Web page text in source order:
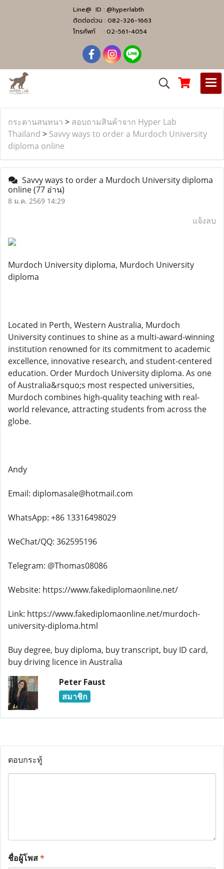
Line@ ID : @hyperlabth
ติดต่อด่วน : 082-326-1663
โทรศัพท์ : 02-561-4054
กระดานสนทนา > สอบถามสินค้าจาก Hyper Lab
Thailand > Savvy ways to order a Murdoch University
diploma online
Savvy ways to order a Murdoch University diploma
online(77 อ่าน)
8 ม.ค. 2569 14:29
แจ้งลบ
Murdoch University diploma, Murdoch University
diploma
Located in Perth, Western Australia, Murdoch
University continues to shine as a multi-award-winning
institution renowned for its commitment to academic
excellence, innovative research, and student-centered
education. Order Murdoch University diploma. As one
of Australia&rsquo;s most respected universities,
Murdoch combines high-quality teaching with real-
world relevance, attracting students from across the
globe.
Andy
Email: diplomasale@hotmail.com
WhatsApp: +86 13316498029
WeChat/QQ: 362595196
Telegram: @Thomas08086
Website: https://www.fakediplomaonline.net/
Link: https://www.fakediplomaonline.net/murdoch-
university-diploma.html
Buy degree, buy diploma, buy transcript, buy ID card,
buy driving licence in Australia
Peter Faust
สมาชิก
ตอบกระทู้
ชื่อผู้โพส*